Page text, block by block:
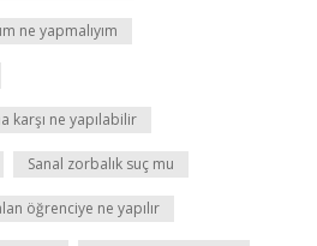
ne yapmalıyım
karşı ne yapılabilir
Sanal zorbalık suç mu
öğrenciye ne yapılır